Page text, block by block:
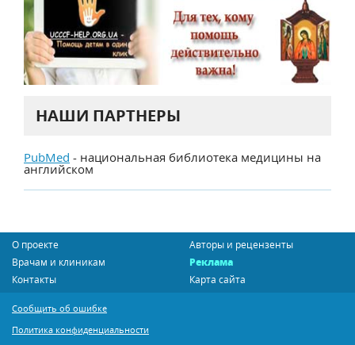
НАШИ ПАРТНЕРЫ
PubMed - национальная библиотека медицины на
английском
О проекте
Авторы и рецензенты
Врачам и клиникам
Реклама
Контакты
Карта сайта
Сообщить об ошибке
Политика конфиденциальности